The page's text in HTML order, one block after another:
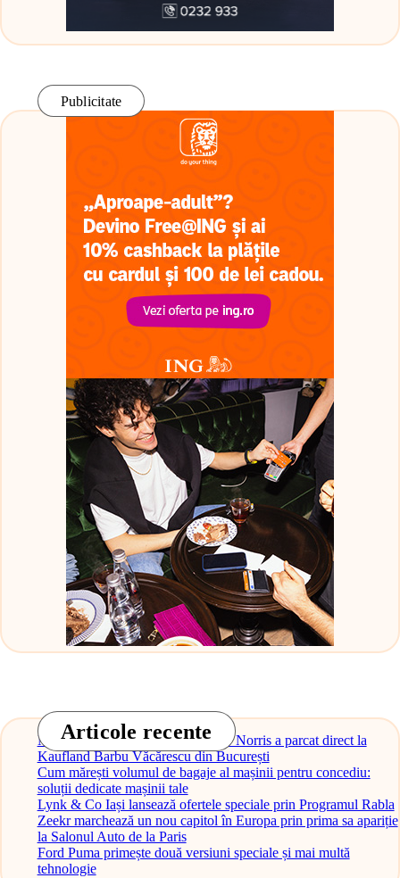
Publicitate
Articole recente
Monopostul McLaren al lui Lando Norris a parcat direct la
Kaufland Barbu Văcărescu din București
Cum mărești volumul de bagaje al mașinii pentru concediu:
soluții dedicate mașinii tale
Lynk & Co Iași lansează ofertele speciale prin Programul Rabla
Zeekr marchează un nou capitol în Europa prin prima sa apariție
la Salonul Auto de la Paris
Ford Puma primește două versiuni speciale și mai multă
tehnologie